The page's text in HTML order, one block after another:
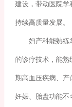
建设，带动医院学
持续高质量发展。
妇产科能熟练掌
的诊疗技术，能
期高血压疾病、产
妊娠、胎盘功能不